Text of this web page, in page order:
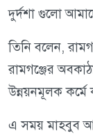
দুর্দশা গুলো
তিনি বলেন,
রামগঞ্জের
উন্নয়নমূলক কর্মে
‎এ সময় মাহবুব